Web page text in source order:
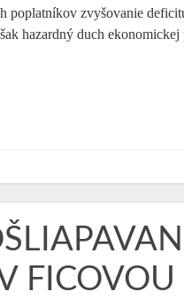
zvyšovanie
hazardný duch ekonomickej
FICOVOU